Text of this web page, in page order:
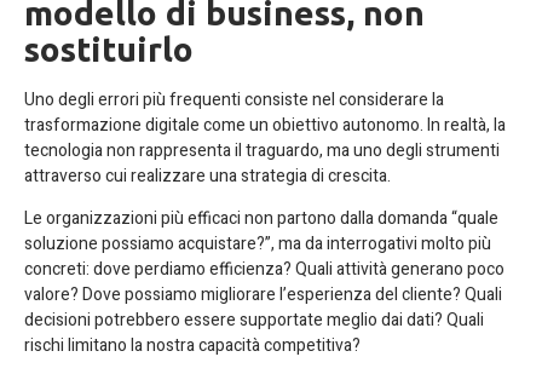
modello di business, non
sostituirlo
Uno degli errori più frequenti consiste nel considerare la
trasformazione digitale come un obiettivo autonomo. In realtà, la
tecnologia non rappresenta il traguardo, ma uno degli strumenti
attraverso cui realizzare una strategia di crescita.
Le organizzazioni più efficaci non partono dalla domanda “quale
soluzione possiamo acquistare?”, ma da interrogativi molto più
concreti: dove perdiamo efficienza? Quali attività generano poco
valore? Dove possiamo migliorare l’esperienza del cliente? Quali
decisioni potrebbero essere supportate meglio dai dati? Quali
rischi limitano la nostra capacità competitiva?